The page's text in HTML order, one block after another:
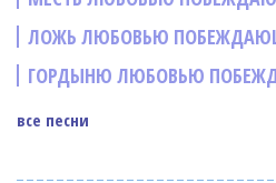
ЛОЖЬ ЛЮБОВЬЮ
ГОРДЫНЮ ЛЮБОВЬЮ
все песни